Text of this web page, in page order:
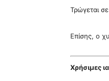
Τρώγεται
Επίσης, ο
Χρήσιμες